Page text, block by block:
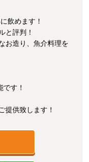
飲めます！
と評判！
お造り、魚介料理を
す！
提供致します！